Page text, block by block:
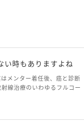
が見えてくるはずです
かになりますように
い時もありますよね
メンター着任後、癌と診断
線治療のいわゆるフルコー
メンターカフェに来られて
なく、気力も落ちパソコン